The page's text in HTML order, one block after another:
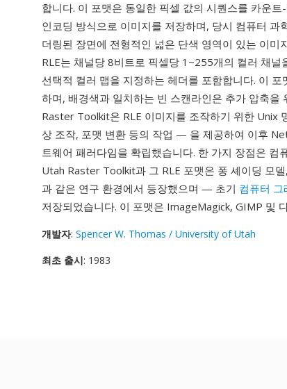
합니다. 이 포맷은 동일한 픽셀 값의 시퀀스를 카운
인코딩 방식으로 이미지를 저장하며, 당시 컴퓨터 과
더링된 장면에 전형적인 넓은 단색 영역이 있는 이
RLE는 채널당 8비트로 픽셀당 1~255개의 컬러 채
선택적 컬러 맵을 지정하는 헤더를 포함합니다. 이
하며, 배경색과 일치하는 빈 스캔라인은 추가 압축을
Raster Toolkit은 RLE 이미지를 조작하기 위한 Unix
상 조작, 포맷 변환 등의 작업 — 을 제공하여 이후
트웨어 패러다임을 확립했습니다. 한 가지 장점은 컴
Utah Raster Toolkit과 그 RLE 포맷은 퐁 셰이딩 모
과 같은 연구 환경에서 등장했으며 — 초기 컴퓨터 그
저장되었습니다. 이 포맷은 ImageMagick, GIMP 및
개발자: Spencer W. Thomas / University of Utah
최초 출시: 1983